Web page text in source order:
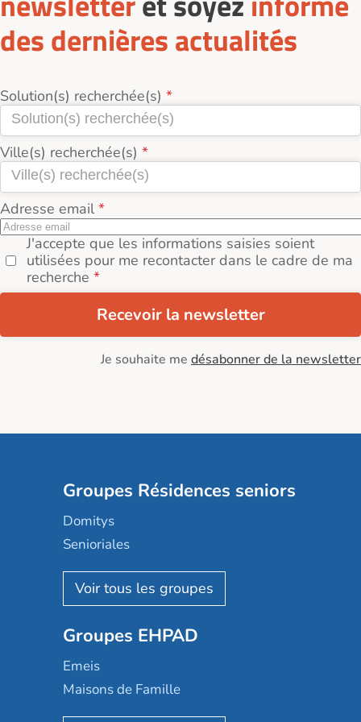
des dernières actualités
Solution(s) recherchée(s)
Ville(s) recherchée(s)
Adresse email
J'accepte que les informations saisies soient
utilisées pour me recontacter dans le cadre de ma
recherche
Recevoir la newsletter
Je souhaite me désabonner de la newsletter
Groupes Résidences seniors
Domitys
Senioriales
Nohée
Les Résidentiels
Mobicap
Domusvi
Happy Senior
Groupes EHPAD
Emeis
Maisons de Famille
Korian